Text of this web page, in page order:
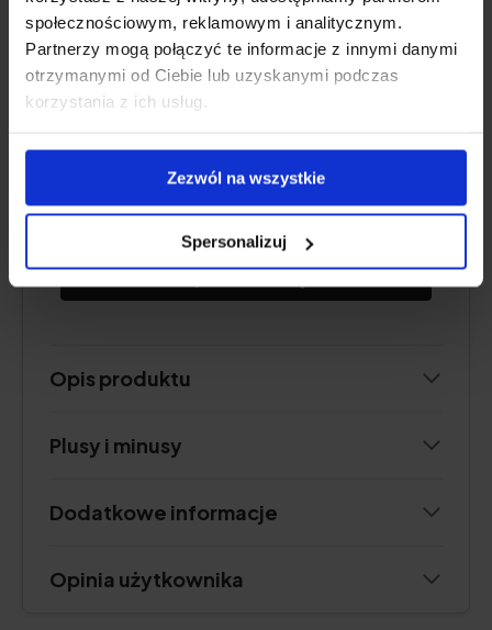
społecznościowym, reklamowym i analitycznym.
Partnerzy mogą połączyć te informacje z innymi danymi
otrzymanymi od Ciebie lub uzyskanymi podczas
korzystania z ich usług.
Zezwól na wszystkie
Spersonalizuj
rabarbar)
Forma:saszetki z proszkiem do picia
Porcja:1 saszetka dziennie
Wystarczy na:30 dni
Sprawdź cenę
Opis produktu
Plusy i minusy
Dodatkowe informacje
Opinia użytkownika